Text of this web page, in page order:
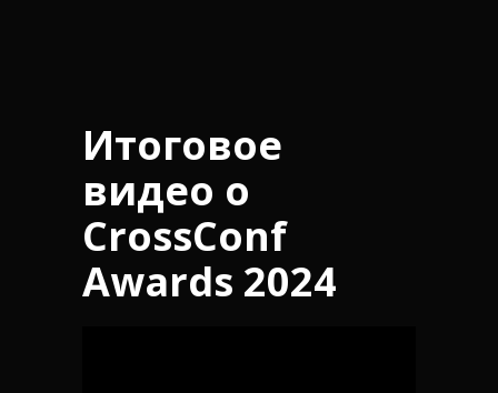
Итоговое
видео о
CrossConf
Awards 2024